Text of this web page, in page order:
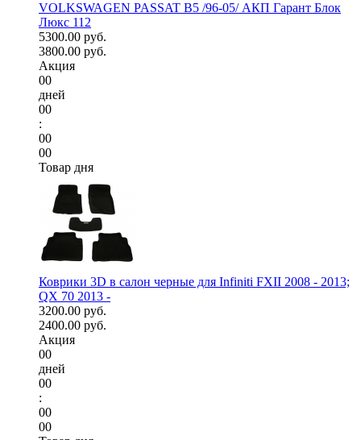
VOLKSWAGEN PASSAT B5 /96-05/ АКП Гарант Блок
Люкс 112
5300.00 руб.
3800.00 руб.
Акция
00
дней
00
:
00
00
Товар дня
Коврики 3D в салон черные для Infiniti FXII 2008 - 2013;
QX 70 2013 -
3200.00 руб.
2400.00 руб.
Акция
00
дней
00
:
00
00